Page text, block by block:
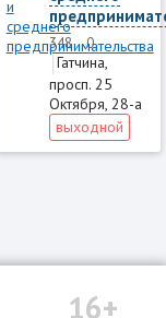
348 0
Гатчина,
просп. 25
Октября, 28-а
выходной
16+